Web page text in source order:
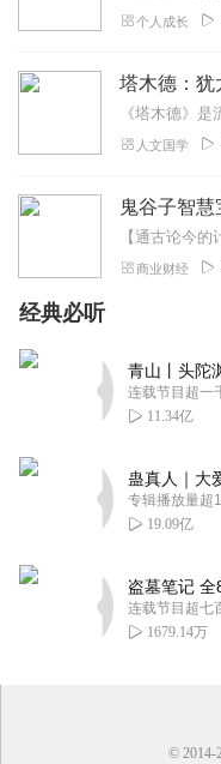
个人成长
塔木德：犹
人文国学
鬼谷子智
商业财经
经典必听
连载节目超一
11.34亿
专辑播放量超
19.09亿
连载节目超七
1679.14万
© 2014-